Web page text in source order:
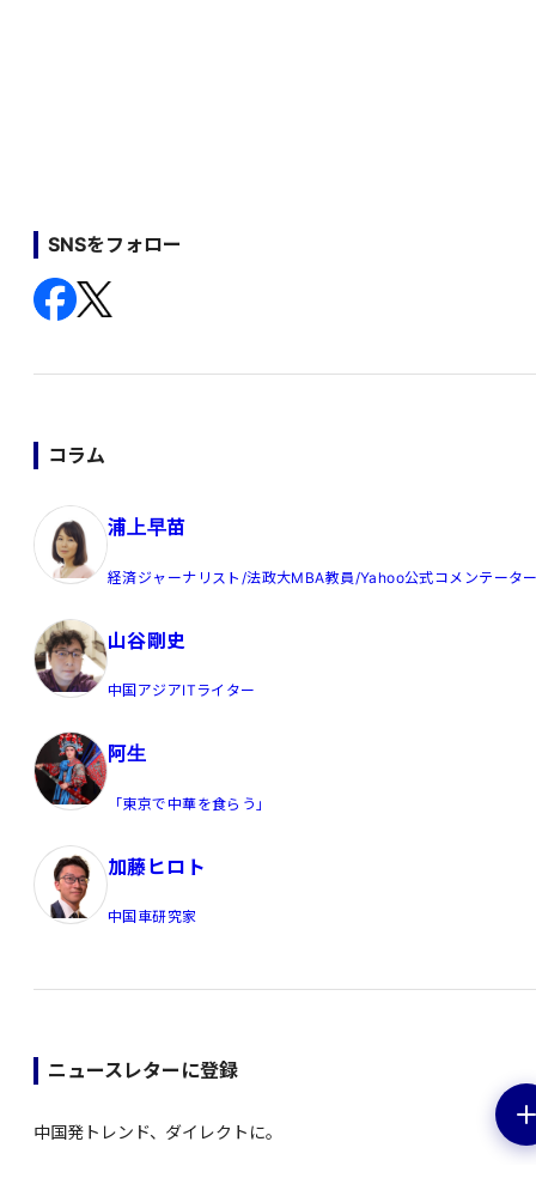
SNSをフォロー
コラム
浦上早苗
経済ジャーナリスト/法政大MBA教員/Yahoo公式コメンテータ
山谷剛史
中国アジアITライター
阿生
「東京で中華を食らう」
加藤ヒロト
中国車研究家
ニュースレターに登録
中国発トレンド、ダイレクトに。